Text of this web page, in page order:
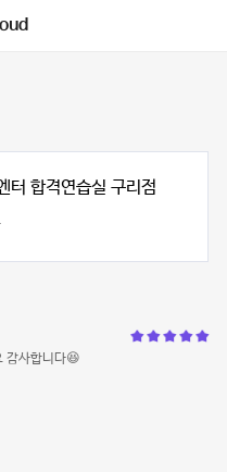
터 합격연습실 구리점
감사합니다😆